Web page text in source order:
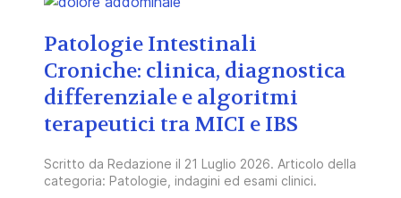
Patologie Intestinali
Croniche: clinica, diagnostica
differenziale e algoritmi
terapeutici tra MICI e IBS
Scritto da Redazione il 21 Luglio 2026. Articolo della
categoria: Patologie, indagini ed esami clinici.